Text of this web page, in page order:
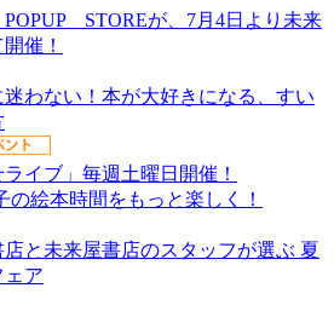
POPUP STOREが、7月4日より未来
催！
迷わない！本が大好きになる、すい
ライブ」毎週土曜日開催！
絵本時間をもっと楽しく！
と未来屋書店のスタッフが選ぶ 夏
ェア